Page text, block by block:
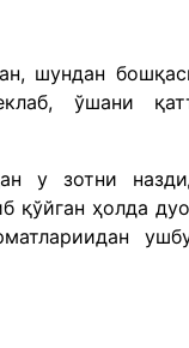
шундан
ўшани
у зотни
қўйган ҳолда